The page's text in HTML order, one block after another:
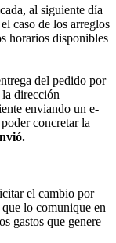
al siguiente día
caso de los arreglos
horarios disponibles
del pedido por
la dirección
enviando un e-
concretar la
el cambio por
lo comunique en
gastos que genere